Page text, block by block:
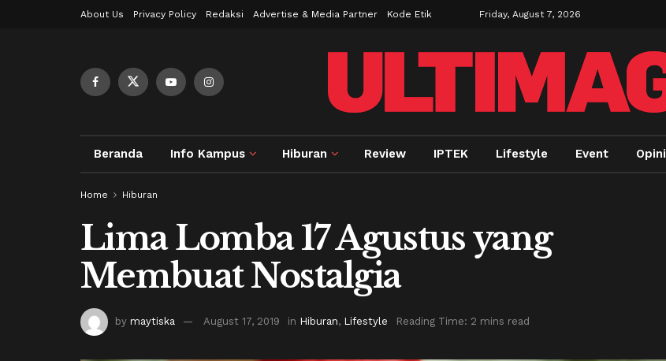
About Us Privacy Policy Redaksi Advertise & Media Partner Kode Etik Friday, August 7, 2026
Beranda Info Kampus Hiburan Review IPTEK Lifestyle Event Opini
Home Hiburan
Lima Lomba 17 Agustus yang
Membuat Nostalgia
by maytiska August 17, 2019 in Hiburan, Lifestyle Reading Time: 2 mins read